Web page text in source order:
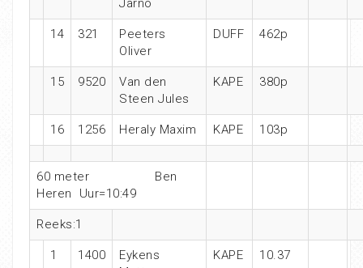
Jarno
14 321
Peeters
Oliver
DUFF 462p
15 9520
Van den
Steen Jules
KAPE 380p
16 1256 Heraly Maxim KAPE 103p
60 meter Ben
Heren Uur=10:49
Reeks:1
1 1400
Eykens
KAPE 10.37